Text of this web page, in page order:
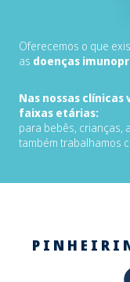
Oferecemos o que
as doenças
Nas nossas
faixas etárias:
para bebês, crianças,
também trabalhamos